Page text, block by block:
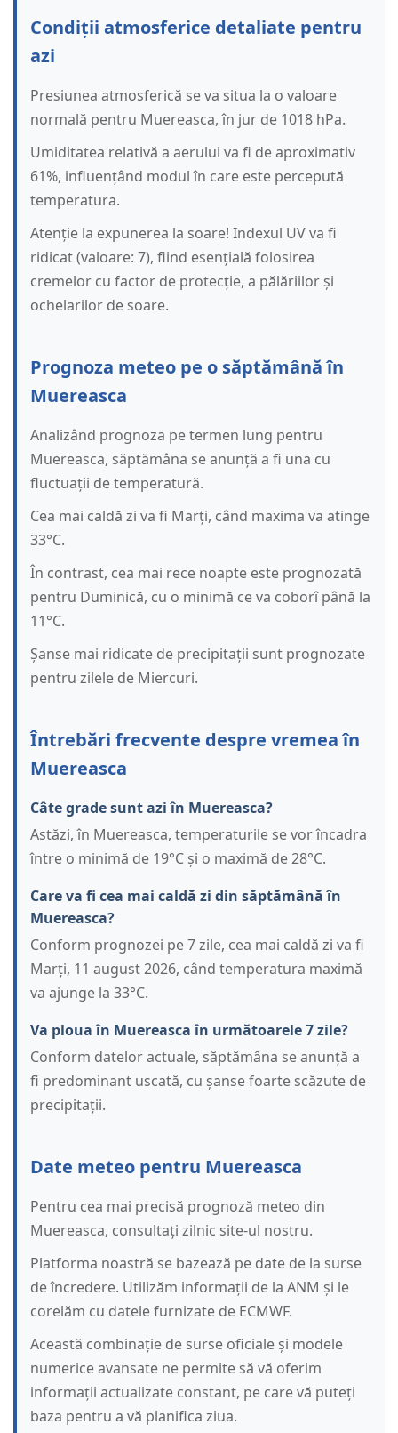
Condiții atmosferice detaliate pentru
azi
Presiunea atmosferică se va situa la o valoare
normală pentru Muereasca, în jur de 1018 hPa.
Umiditatea relativă a aerului va fi de aproximativ
61%, influențând modul în care este percepută
temperatura.
Atenție la expunerea la soare! Indexul UV va fi
ridicat (valoare: 7), fiind esențială folosirea
cremelor cu factor de protecție, a pălăriilor și
ochelarilor de soare.
Prognoza meteo pe o săptămână în
Muereasca
Analizând prognoza pe termen lung pentru
Muereasca, săptămâna se anunță a fi una cu
fluctuații de temperatură.
Cea mai caldă zi va fi Marți, când maxima va atinge
33°C.
În contrast, cea mai rece noapte este prognozată
pentru Duminică, cu o minimă ce va coborî până la
11°C.
Șanse mai ridicate de precipitații sunt prognozate
pentru zilele de Miercuri.
Întrebări frecvente despre vremea în
Muereasca
Câte grade sunt azi în Muereasca?
Astăzi, în Muereasca, temperaturile se vor încadra
între o minimă de 19°C și o maximă de 28°C.
Care va fi cea mai caldă zi din săptămână în
Muereasca?
Conform prognozei pe 7 zile, cea mai caldă zi va fi
Marți, 11 august 2026, când temperatura maximă
va ajunge la 33°C.
Va ploua în Muereasca în următoarele 7 zile?
Conform datelor actuale, săptămâna se anunță a
fi predominant uscată, cu șanse foarte scăzute de
precipitații.
Date meteo pentru Muereasca
Pentru cea mai precisă prognoză meteo din
Muereasca, consultați zilnic site-ul nostru.
Platforma noastră se bazează pe date de la surse
de încredere. Utilizăm informații de la ANM și le
corelăm cu datele furnizate de ECMWF.
Această combinație de surse oficiale și modele
numerice avansate ne permite să vă oferim
informații actualizate constant, pe care vă puteți
baza pentru a vă planifica ziua.